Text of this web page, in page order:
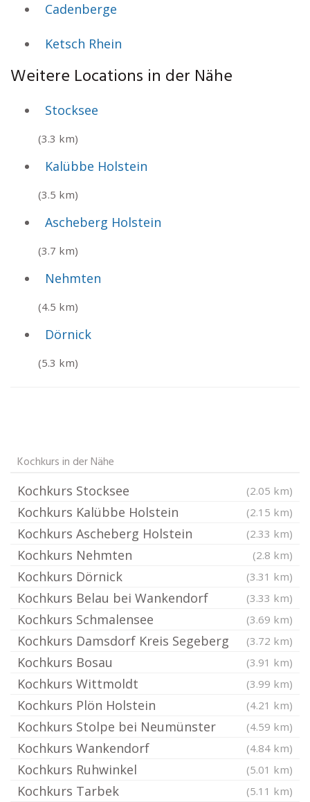
Cadenberge
Ketsch Rhein
Weitere Locations in der Nähe
Stocksee
(3.3 km)
Kalübbe Holstein
(3.5 km)
Ascheberg Holstein
(3.7 km)
Nehmten
(4.5 km)
Dörnick
(5.3 km)
Kochkurs in der Nähe
Kochkurs Stocksee (2.05 km)
Kochkurs Kalübbe Holstein (2.15 km)
Kochkurs Ascheberg Holstein (2.33 km)
Kochkurs Nehmten (2.8 km)
Kochkurs Dörnick (3.31 km)
Kochkurs Belau bei Wankendorf (3.33 km)
Kochkurs Schmalensee (3.69 km)
Kochkurs Damsdorf Kreis Segeberg (3.72 km)
Kochkurs Bosau (3.91 km)
Kochkurs Wittmoldt (3.99 km)
Kochkurs Plön Holstein (4.21 km)
Kochkurs Stolpe bei Neumünster (4.59 km)
Kochkurs Wankendorf (4.84 km)
Kochkurs Ruhwinkel (5.01 km)
Kochkurs Tarbek (5.11 km)